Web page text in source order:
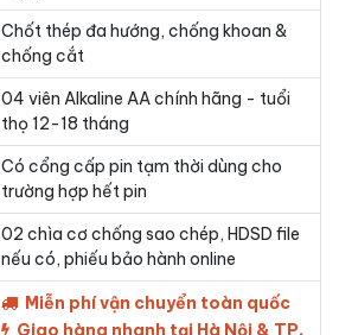
Chốt thép đa hướng, chống khoan &
chống cắt
04 viên Alkaline AA chính hãng - tuổi
thọ 12-18 tháng
Có cổng cấp pin tạm thời dùng cho
trường hợp hết pin
02 chìa cơ chống sao chép, HDSD file
nếu có, phiếu bảo hành online
Miễn phí vận chuyển toàn quốc
Giao hàng nhanh tại Hà Nội & TP.